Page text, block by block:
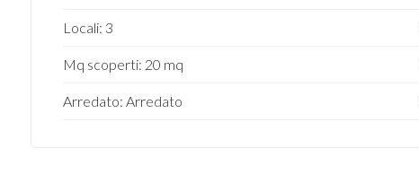
Locali: 3
Mq scoperti: 20 mq
Arredato: Arredato